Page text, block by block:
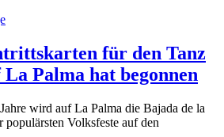
für den Tanz
Palma hat begonnen
wird auf La Palma die Bajada de la
Volksfeste auf den